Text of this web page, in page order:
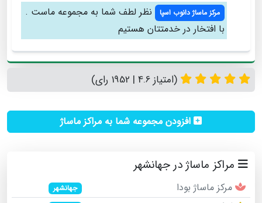
مرکز ماساژ دانوب اسپا
نظر لطف شما به مجموعه ماست .
با افتخار در خدمتتان هستیم
(امتیاز 4.6 | 1952 رای)
افزودن مجموعه شما به مراکز ماساژ
مراکز ماساژ در جهانشهر
مرکز ماساژ بودا جهانشهر